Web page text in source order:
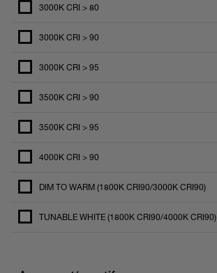
3000K CRI > 80
3000K CRI > 90
3000K CRI > 95
3500K CRI > 90
3500K CRI > 95
4000K CRI > 90
DIM TO WARM (1800K CRI90/3000K CRI90)
TUNABLE WHITE (1800K CRI90/4000K CRI90)